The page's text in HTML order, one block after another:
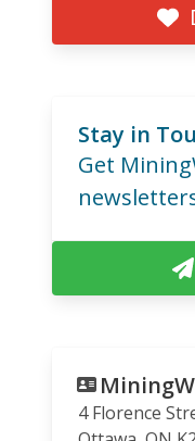
Stay in
Get
4 Florence